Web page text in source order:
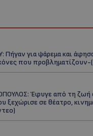
για ψάρεμα και
που
Έφυγε από τη ζωή
ξεχώρισε σε θέατρο,